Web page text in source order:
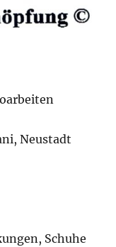
Neustadt
Schuhe